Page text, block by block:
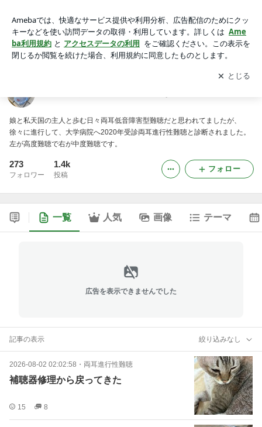
アプリをダウンロードして ブログの更新通知
を受け取りまし
ょう。
開く
娘と私天国の主人と歩む日々両耳低音障害型難聴だと思われてましたが、
徐々に進行して、大学病院へ2020年受診両耳進行性難聴と診断されました。
左が高度難聴で右が中度難聴です。
273
フォロワー
1.4k
投稿
フォロー
一覧 人気 画像 テーマ
広告を表示できませんでした
記事の表示 絞り込みなし
2026-08-02 02:02:58 ・ 両耳進行性難聴
補聴器修理から戻ってきた
15 8